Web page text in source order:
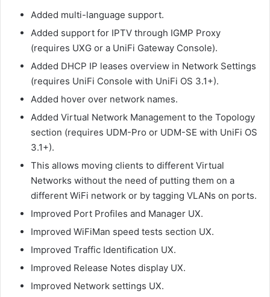
Added multi-language support.
Added support for IPTV through IGMP Proxy
(requires UXG or a UniFi Gateway Console).
Added DHCP IP leases overview in Network Settings
(requires UniFi Console with UniFi OS 3.1+).
Added hover over network names.
Added Virtual Network Management to the Topology
section (requires UDM-Pro or UDM-SE with UniFi OS
3.1+).
This allows moving clients to different Virtual
Networks without the need of putting them on a
different WiFi network or by tagging VLANs on ports.
Improved Port Profiles and Manager UX.
Improved WiFiMan speed tests section UX.
Improved Traffic Identification UX.
Improved Release Notes display UX.
Improved Network settings UX.